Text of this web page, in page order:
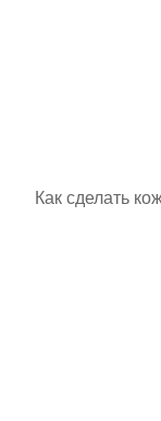
Как сделать